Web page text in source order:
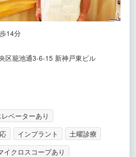
14分
区籠池通3-6-15 新神戸東ビル
レベーターあり
インプラント
土曜診療
イクロスコープあり